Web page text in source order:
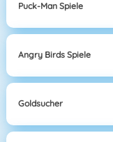
Puck-Man Spiele
Angry Birds Spiele
Goldsucher